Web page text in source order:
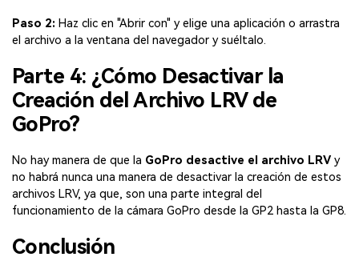
Paso 2: Haz clic en "Abrir con" y elige una aplicación o arrastra
el archivo a la ventana del navegador y suéltalo.
Parte 4: ¿Cómo Desactivar la
Creación del Archivo LRV de
GoPro?
No hay manera de que la GoPro desactive el archivo LRV y
no habrá nunca una manera de desactivar la creación de estos
archivos LRV, ya que, son una parte integral del
funcionamiento de la cámara GoPro desde la GP2 hasta la GP8.
Conclusión